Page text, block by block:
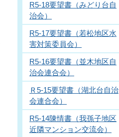
R5-18要望書（みどり台自
治会）
R5-17要望書（若松地区水
害対策委員会）
R5-16要望書（並木地区自
治会連合会）
Ｒ5-15要望書（湖北台自治
会連合会）
R5-14陳情書（我孫子地区
近隣マンション交流会）